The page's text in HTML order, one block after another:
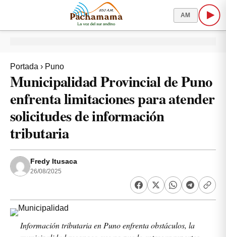
AM
Portada › Puno
Municipalidad Provincial de Puno
enfrenta limitaciones para atender
solicitudes de información
tributaria
Fredy Itusaca
26/08/2025
Información tributaria en Puno enfrenta obstáculos, la